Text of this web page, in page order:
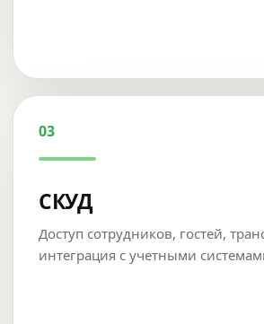
03
СКУД
Доступ сотрудников, гостей,
интеграция с учетными